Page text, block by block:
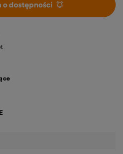
o dostępności